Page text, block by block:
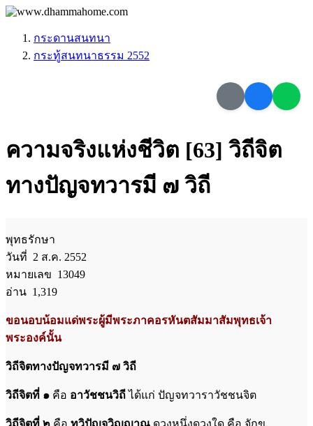
กระดานสนทนา
กระทู้สนทนาธรรม 2552
ความจริงแห่งชีวิต [63] วิถีจิต
ทางปัญจทวารมี ๗ วิถี
พุทธรักษา
วันที่ 2 ส.ค. 2552
หมายเลข 13049
อ่าน 1,319
ขอนอบน้อมแด่พระผู้มีพระภาคอรหันตสัมมาสัมพุทธเจ้า
พระองค์นั้น
วิถี​จิต​ทาง​ปัญจ​ทวาร​มี ๗ วิถี
วิถี​จิต​ที่ ๑ คือ อา​วัช​ชน​วิถีได้แก่ ปัญจทวาราวัชชนจิต
วิถี​จิต​ที่ ๒ คือ ทวิ​ปัญจ​วิญญาณ ดวงหนึ่งดวงใด คือ จักขุ